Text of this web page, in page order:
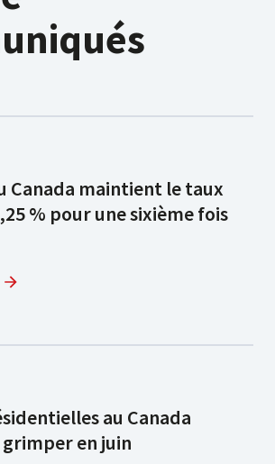
Canada maintient le taux
% pour une sixième fois
au Canada
en juin